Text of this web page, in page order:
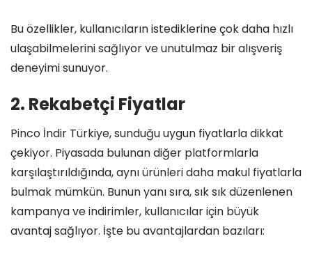
Bu özellikler, kullanıcıların istediklerine çok daha hızlı
ulaşabilmelerini sağlıyor ve unutulmaz bir alışveriş
deneyimi sunuyor.
2. Rekabetçi Fiyatlar
Pinco İndir Türkiye, sunduğu uygun fiyatlarla dikkat
çekiyor. Piyasada bulunan diğer platformlarla
karşılaştırıldığında, aynı ürünleri daha makul fiyatlarla
bulmak mümkün. Bunun yanı sıra, sık sık düzenlenen
kampanya ve indirimler, kullanıcılar için büyük
avantaj sağlıyor. İşte bu avantajlardan bazıları: